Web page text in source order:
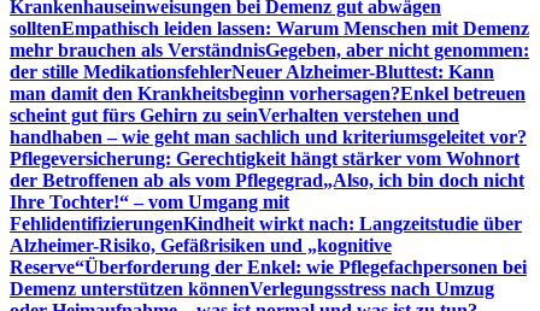
Krankenhauseinweisungen bei Demenz gut abwägen
solltenEmpathisch leiden lassen: Warum Menschen mit Demenz
mehr brauchen als VerständnisGegeben, aber nicht genommen:
der stille MedikationsfehlerNeuer Alzheimer-Bluttest: Kann
man damit den Krankheitsbeginn vorhersagen?Enkel betreuen
scheint gut fürs Gehirn zu seinVerhalten verstehen und
handhaben – wie geht man sachlich und kriteriumsgeleitet vor?
Pflegeversicherung: Gerechtigkeit hängt stärker vom Wohnort
der Betroffenen ab als vom Pflegegrad„Also, ich bin doch nicht
Ihre Tochter!“ – vom Umgang mit
FehlidentifizierungenKindheit wirkt nach: Langzeitstudie über
Alzheimer-Risiko, Gefäßrisiken und „kognitive
Reserve“Überforderung der Enkel: wie Pflegefachpersonen bei
Demenz unterstützen könnenVerlegungsstress nach Umzug